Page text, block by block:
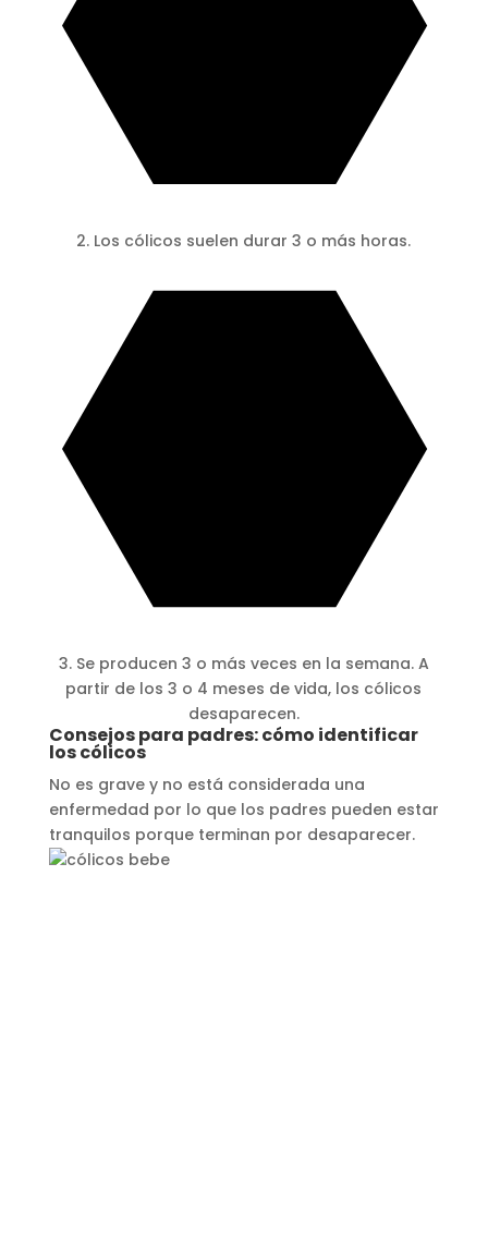
2. Los cólicos suelen durar 3 o más horas.
3. Se producen 3 o más veces en la semana. A
partir de los 3 o 4 meses de vida, los cólicos
desaparecen.
Consejos para padres: cómo identificar
los cólicos
No es grave y no está considerada una
enfermedad por lo que los padres pueden estar
tranquilos porque terminan por desaparecer.